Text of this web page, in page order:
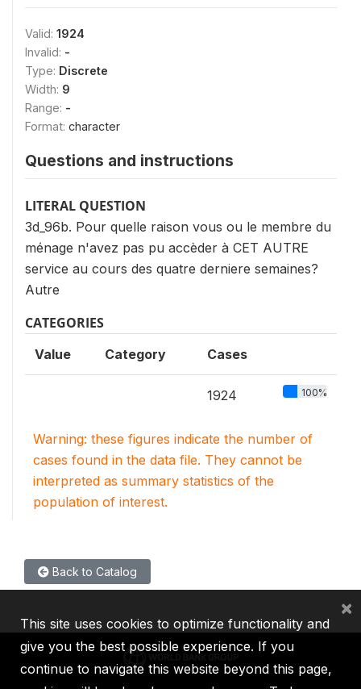
Valid: 1924
Invalid: -
Type: Discrete
Width: 9
Range: -
Format: character
Questions and instructions
LITERAL QUESTION
3d_96b. Pour quelle raison vous ou le membre du
ménage n'avez pas pu accèder à CET AUTRE
service au cours des quatre derniere semaines?
Autre
CATEGORIES
Value Category Cases
1924 100%
Warning: these figures indicate the number of
cases found in the data file. They cannot be
interpreted as summary statistics of the
population of interest.
Back to Catalog
This site uses cookies to optimize functionality and
give you the best possible experience. If you
continue to navigate this website beyond this page,
×